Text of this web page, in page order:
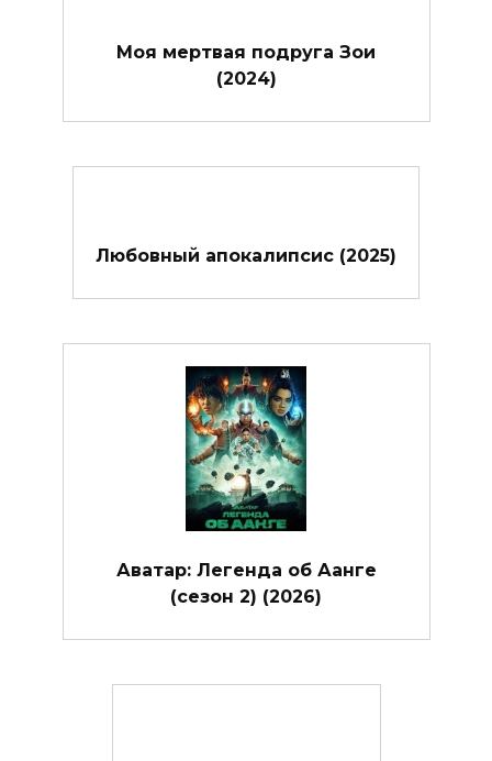
Моя мертвая подруга Зои
(2024)
Любовный апокалипсис (2025)
Аватар: Легенда об Аанге
(сезон 2) (2026)